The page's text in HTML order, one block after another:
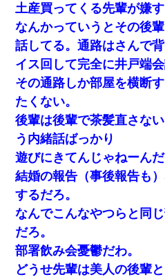
土産買ってくる先輩が嫌す
なんかっていうとその後
話してる。通路はさんで
イス回して完全に井戸端会
その通路しか部屋を横断
たくない。
後輩は後輩で茶髪直さな
う内緒話ばっかり
遊びにきてんじゃねーんだ
結婚の報告（事後報告も
するだろ。
なんでこんなやつらと同
だろ。
部署飲み会憂鬱だわ。
どうせ先輩は美人の後輩